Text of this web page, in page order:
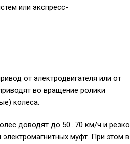
или экспресс-
от электродвигателя или от
во вращение ролики
колеса.
доводят до 50…70 км/ч и резко
муфт. При этом в